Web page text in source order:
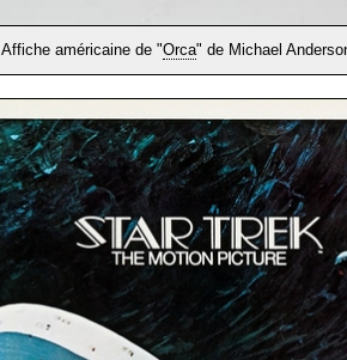
Affiche américaine de "Orca" de Michael